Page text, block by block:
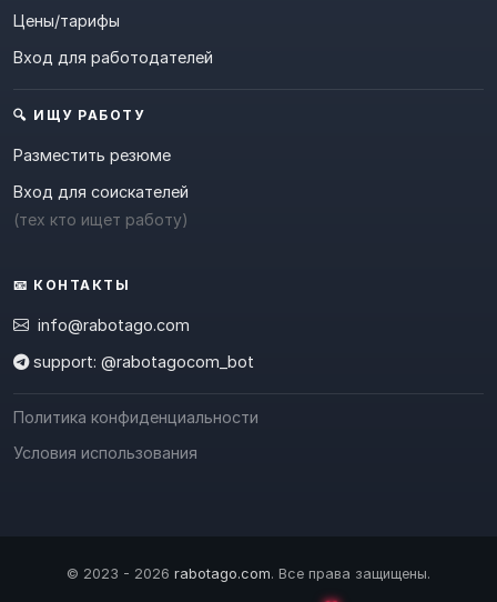
Цены/тарифы
Вход для работодателей
🔍 ИЩУ РАБОТУ
Разместить резюме
Вход для соискателей
(тех кто ищет работу)
📧 КОНТАКТЫ
info@rabotago.com
support: @rabotagocom_bot
Политика конфиденциальности
Условия использования
© 2023 - 2026 rabotago.com. Все права защищены.